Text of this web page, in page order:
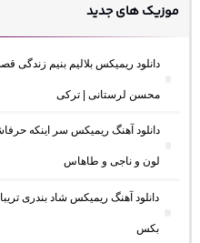
موزیک های جدید
دانلود ریمیکس بلالیم بنیم
محسن لرستانی | ترکی
دانلود آهنگ ریمیکس سر اینکه
لون و ناجی و طاهاس
دانلود آهنگ ریمیکس شاد بندری
بکس